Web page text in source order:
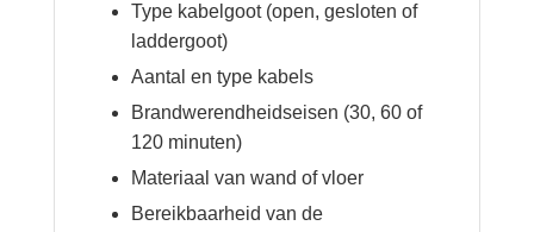
Type kabelgoot (open, gesloten of
laddergoot)
Aantal en type kabels
Brandwerendheidseisen (30, 60 of
120 minuten)
Materiaal van wand of vloer
Bereikbaarheid van de